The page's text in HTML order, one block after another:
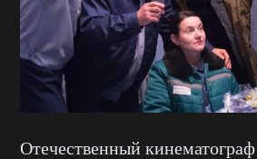
Отечественный